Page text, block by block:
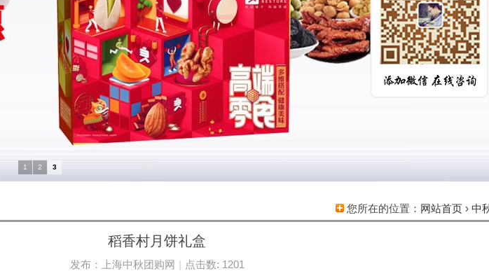
1 2 3
您所在的位置： 网站首页 › 中
稻香村月饼礼盒
发布： 上海中秋团购网 | 点击数: 1201